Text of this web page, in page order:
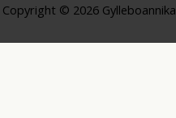
Copyright © 2026 Gylleboannika